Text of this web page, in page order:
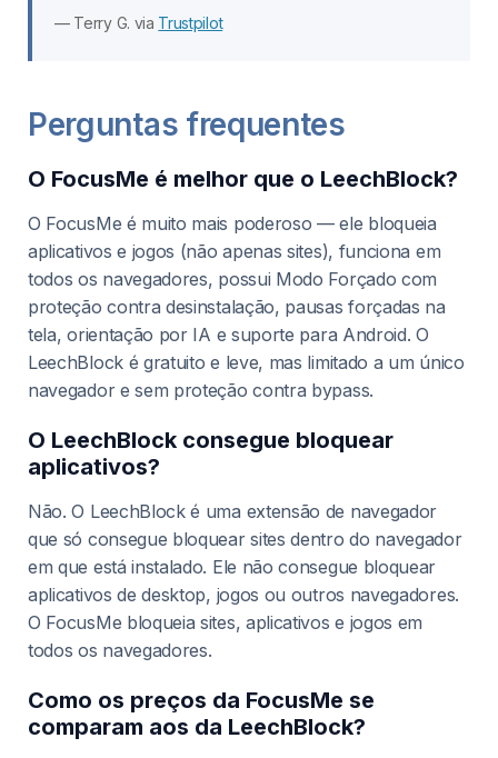
— Terry G. via Trustpilot
Perguntas frequentes
O FocusMe é melhor que o LeechBlock?
O FocusMe é muito mais poderoso — ele bloqueia
aplicativos e jogos (não apenas sites), funciona em
todos os navegadores, possui Modo Forçado com
proteção contra desinstalação, pausas forçadas na
tela, orientação por IA e suporte para Android. O
LeechBlock é gratuito e leve, mas limitado a um único
navegador e sem proteção contra bypass.
O LeechBlock consegue bloquear
aplicativos?
Não. O LeechBlock é uma extensão de navegador
que só consegue bloquear sites dentro do navegador
em que está instalado. Ele não consegue bloquear
aplicativos de desktop, jogos ou outros navegadores.
O FocusMe bloqueia sites, aplicativos e jogos em
todos os navegadores.
Como os preços da FocusMe se
comparam aos da LeechBlock?